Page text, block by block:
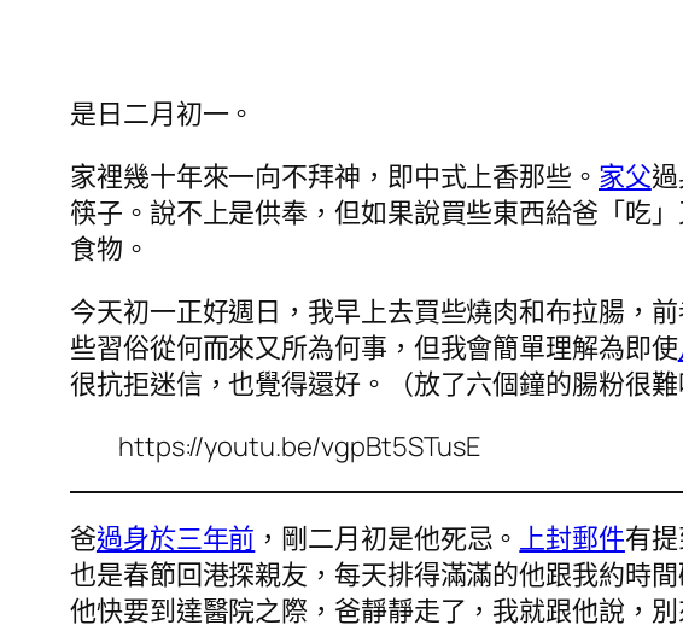
是日二月初一。
家裡幾十年來一向不拜神，即中式上香那些。 家父
筷子。說不上是供奉，但如果說買些東西給爸「吃
食物。
今天初一正好週日，我早上去買些燒肉和布拉腸，
些習俗從何而來又所為何事，但我會簡單理解為即使
很抗拒迷信，也覺得還好。（放了六個鐘的腸粉很
https://youtu.be/vgpBt5STusE
爸過身於三年前 ，剛二月初是他死忌。 上封郵件有
也是春節回港探親友，每天排得滿滿的他跟我約時
他快要到達醫院之際，爸靜靜走了，我就跟他說，